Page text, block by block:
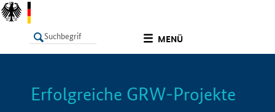
MENÜ
LISTE Info
Erfolgreiche GRW-Projekte